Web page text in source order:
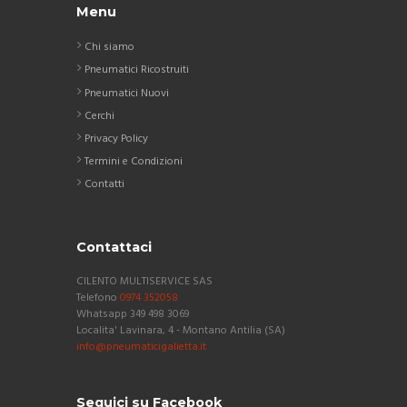
Menu
Chi siamo
Pneumatici Ricostruiti
Pneumatici Nuovi
Cerchi
Privacy Policy
Termini e Condizioni
Contatti
Contattaci
CILENTO MULTISERVICE SAS
Telefono 0974 352058
Whatsapp 349 498 3069
Localita' Lavinara, 4 - Montano Antilia (SA)
info@pneumaticigalietta.it
Seguici su Facebook